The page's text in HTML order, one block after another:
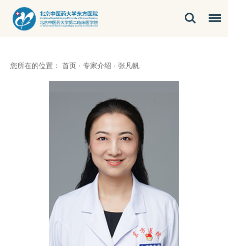
您所在的位置： 首页 · 专家介绍 · 张凡帆